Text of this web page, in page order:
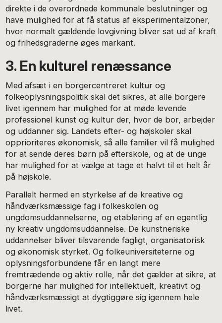
direkte i de overordnede kommunale beslutninger og
have mulighed for at få status af eksperimentalzoner,
hvor normalt gældende lovgivning bliver sat ud af kraft
og frihedsgraderne øges markant.
3. En kulturel renæssance
Med afsæt i en borgercentreret kultur og
folkeoplysningspolitik skal det sikres, at alle borgere
livet igennem har mulighed for at møde levende
professionel kunst og kultur der, hvor de bor, arbejder
og uddanner sig. Landets efter- og højskoler skal
opprioriteres økonomisk, så alle familier vil få mulighed
for at sende deres børn på efterskole, og at de unge
har mulighed for at vælge at tage et halvt til et helt år
på højskole.
Parallelt hermed en styrkelse af de kreative og
håndværksmæssige fag i folkeskolen og
ungdomsuddannelserne, og etablering af en egentlig
ny kreativ ungdomsuddannelse. De kunstneriske
uddannelser bliver tilsvarende fagligt, organisatorisk
og økonomisk styrket. Og folkeuniversiteterne og
oplysningsforbundene får en langt mere
fremtrædende og aktiv rolle, når det gælder at sikre, at
borgerne har mulighed for intellektuelt, kreativt og
håndværksmæssigt at dygtiggøre sig igennem hele
livet.